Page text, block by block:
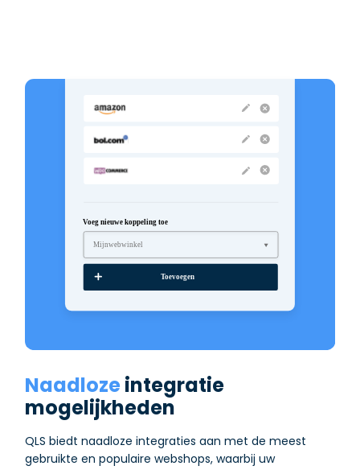
Naadlozeintegratie
mogelijkheden
QLS biedt naadloze integraties aan met de meest
gebruikte en populaire webshops, waarbij uw